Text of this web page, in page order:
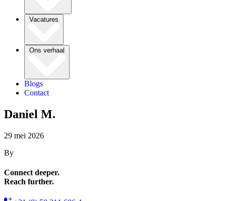
Vacatures
Ons verhaal
Blogs
Contact
Daniel M.
29 mei 2026
By
Connect deeper.
Reach further.